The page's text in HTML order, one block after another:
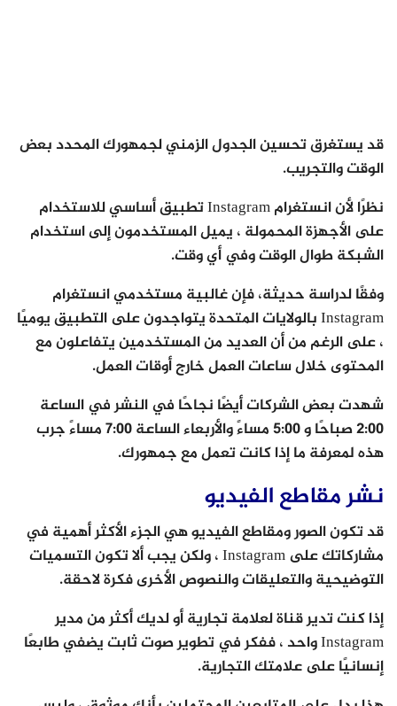
قد يستغرق تحسين الجدول الزمني لجمهورك المحدد بعض
الوقت والتجريب.
نظرًا لأن انستغرام Instagram تطبيق أساسي للاستخدام
على الأجهزة المحمولة ، يميل المستخدمون إلى استخدام
الشبكة طوال الوقت وفي أي وقت.
وفقًا لدراسة حديثة، فإن غالبية مستخدمي انستغرام
Instagram بالولايات المتحدة يتواجدون على التطبيق يوميًا
، على الرغم من أن العديد من المستخدمين يتفاعلون مع
المحتوى خلال ساعات العمل خارج أوقات العمل.
شهدت بعض الشركات أيضًا نجاحًا في النشر في الساعة
2:00 صباحًا و 5:00 مساءً والأربعاء الساعة 7:00 مساءً جرب
هذه لمعرفة ما إذا كانت تعمل مع جمهورك.
نشر مقاطع الفيديو
قد تكون الصور ومقاطع الفيديو هي الجزء الأكثر أهمية في
مشاركاتك على Instagram ، ولكن يجب ألا تكون التسميات
التوضيحية والتعليقات والنصوص الأخرى فكرة لاحقة.
إذا كنت تدير قناة لعلامة تجارية أو لديك أكثر من مدير
Instagram واحد ، ففكر في تطوير صوت ثابت يضفي طابعًا
إنسانيًا على علامتك التجارية.